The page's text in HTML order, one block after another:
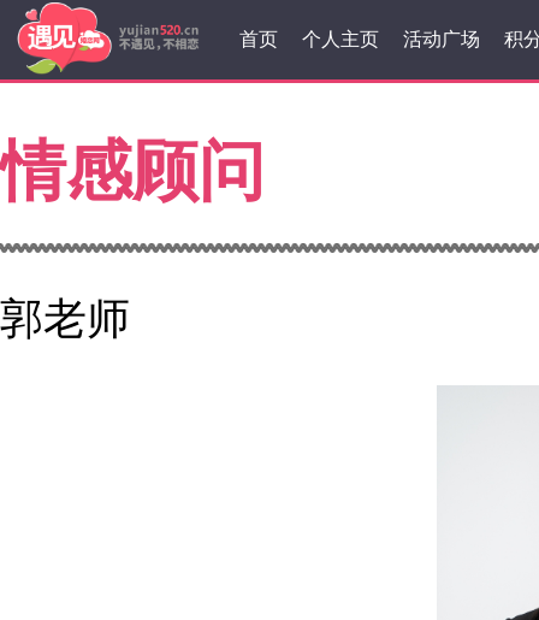
首页 个人主页 活动广场 积
情感顾问
郭老师